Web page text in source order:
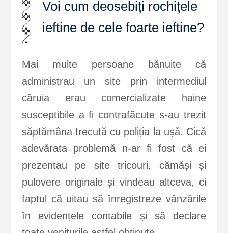
Voi cum deosebiți rochițele
ieftine de cele foarte ieftine?
Mai multe persoane bănuite că
administrau un site prin intermediul
căruia erau comercializate haine
susceptibile a fi contrafăcute s-au trezit
săptămâna trecută cu poliția la ușă. Cică
adevărata problemă n-ar fi fost că ei
prezentau pe site tricouri, cămăși și
pulovere originale și vindeau altceva, ci
faptul că uitau să înregistreze vânzările
în evidențele contabile și să declare